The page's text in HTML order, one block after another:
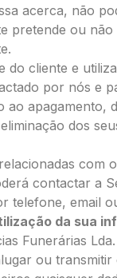
(€85)
(€100)
(€115)
(€85)
(€100)
(€115)
telefónico*
acerca, não
pretende ou
do cliente e
por nós e
ao apagamento,
dos
com
contactar a
telefone, email
da sua
Funerárias
ou